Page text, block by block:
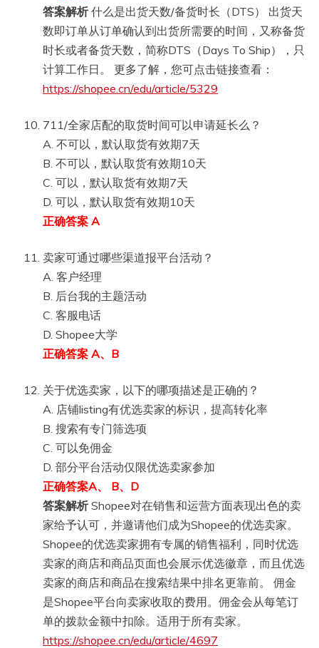
答案解析什么是出货天数/备货时长（DTS） 出货天
数即订单从订单确认到出货所需要的时间，又称备货
时长或者备货天数，简称DTS（Days To Ship），只
计算工作日。 更多了解，您可点击链接查看：
https://shopee.cn/edu/article/5329
711/全家店配的取货时间可以申请延长么？
A. 不可以，默认取货有效期7天
B. 不可以，默认取货有效期10天
C. 可以，默认取货有效期7天
D. 可以，默认取货有效期10天
正确答案 A
卖家可通过哪些渠道报平台活动？
A. 客户经理
B. 后台我的主题活动
C. 客服电话
D. Shopee大学
正确答案 A、B
关于优选卖家，以下的哪项描述是正确的？
A. 店铺listing有优选卖家的标识，提高转化率
B. 搜索有专门筛选项
C. 可以免佣金
D. 部分平台活动仅限优选卖家参加
正确答案A、 B、D
答案解析Shopee对在销售和运营方面表现出色的卖
家给予认可，并邀请他们成为Shopee的优选卖家。
Shopee的优选卖家拥有专属的销售福利，同时优选
卖家的商店和商品页面也会展示优选徽章，而且优选
卖家的商店和商品在搜索结果中排名更靠前。 佣金
是Shopee平台向卖家收取的费用。佣金会从每笔订
单的拨款金额中扣除。适用于所有卖家。
https://shopee.cn/edu/article/4697